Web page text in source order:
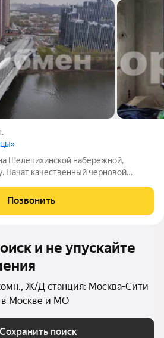
Шелепихинской набережной,
Начат качественный черновой
идеи и создать уютное
Вид на реку, создаёт
Позвонить
и не упускайте
Ж/Д станция: Москва-Сити
в Москве и МО
поиск